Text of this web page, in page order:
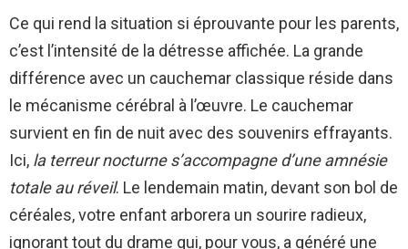
Ce qui rend la situation si éprouvante pour les parents,
c’est l’intensité de la détresse affichée. La grande
différence avec un cauchemar classique réside dans
le mécanisme cérébral à l’œuvre. Le cauchemar
survient en fin de nuit avec des souvenirs effrayants.
Ici, la terreur nocturne s’accompagne d’une amnésie
totale au réveil. Le lendemain matin, devant son bol de
céréales, votre enfant arborera un sourire radieux,
ignorant tout du drame qui, pour vous, a généré une